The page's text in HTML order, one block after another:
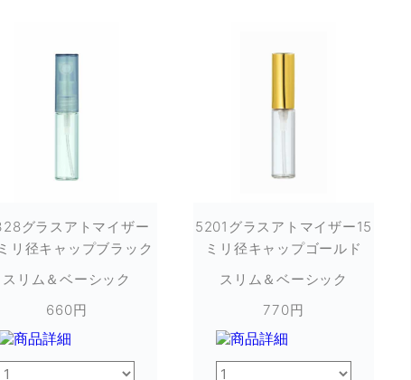
グラスアトマイザー
リ径キャップブラック
スリム＆ベーシック
660円
5201グラスアトマイザー15
ミリ径キャップゴールド
スリム＆ベーシック
770円